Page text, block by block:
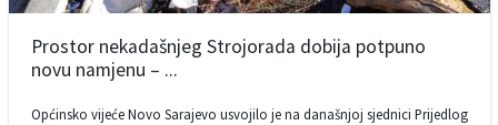
Prostor nekadašnjeg Strojorada dobija potpuno
novu namjenu – ...
Općinsko vijeće Novo Sarajevo usvojilo je na današnjoj sjednici Prijedlog